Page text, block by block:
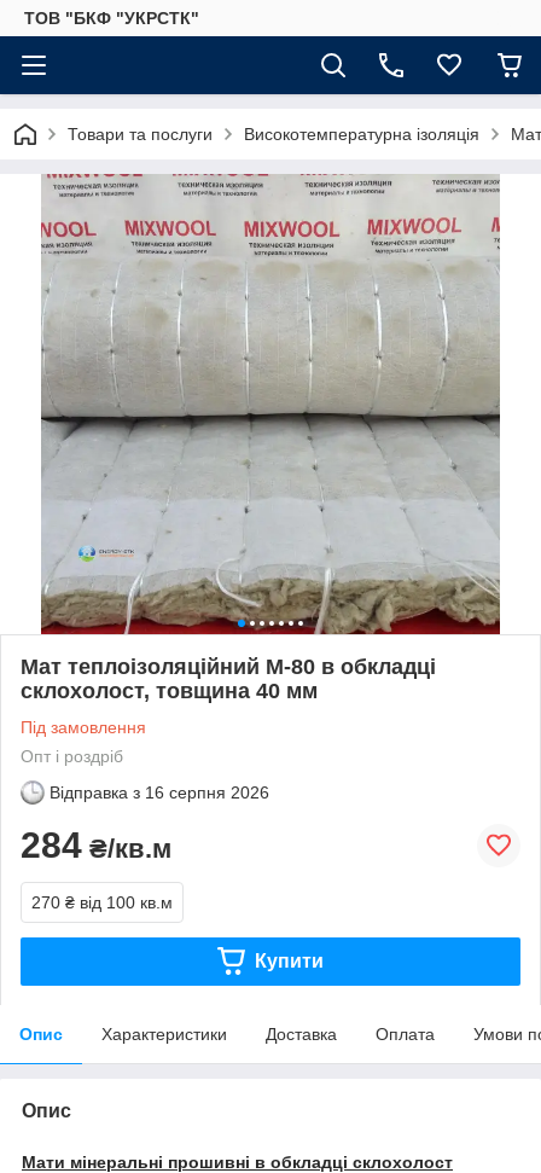
ТОВ "БКФ "УКРСТК"
Товари та послуги Високотемпературна ізоляція
Мат теплоізоляційний М-80 в обкладці
склохолост, товщина 40 мм
Під замовлення
Опт і роздріб
Відправка з 16 серпня 2026
284 ₴/кв.м
270 ₴ від 100 кв.м
Купити
Опис Характеристики Доставка Оплата Умови
Опис
Мати мінеральні прошивні в обкладці склохолост